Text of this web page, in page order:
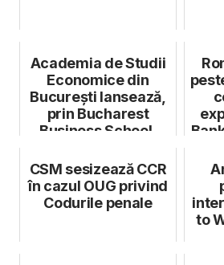
Academia de Studii
Economice din
București lansează,
prin Bucharest
Business School,
CSM sesizează CCR
în cazul OUG privind
Codurile penale
to